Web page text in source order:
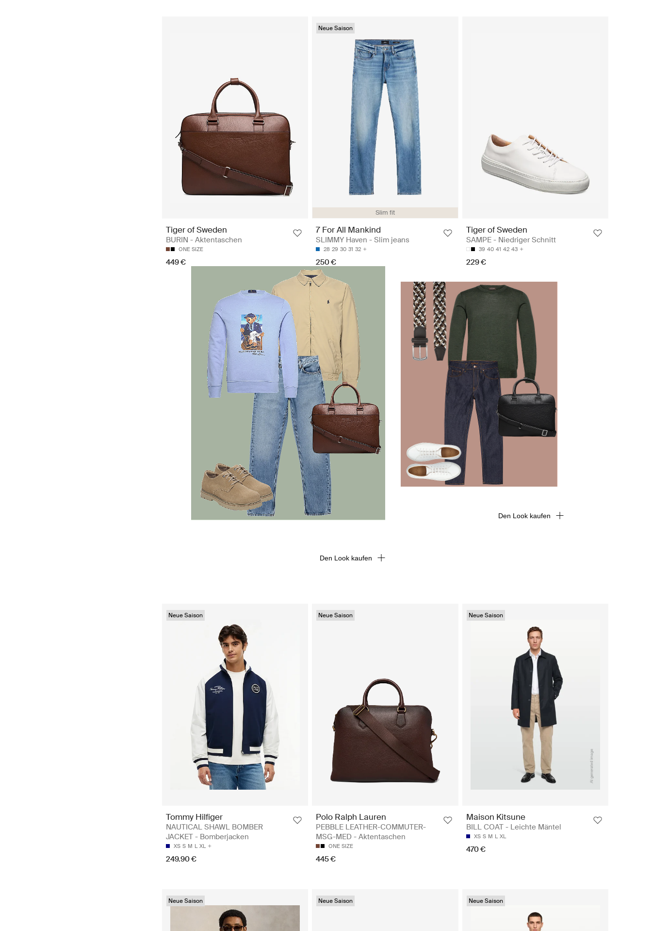
Tiger of Sweden
BURIN - Aktentaschen
ONE SIZE
449 €
Slim fit
Neue Saison
7 For All Mankind
SLIMMY Haven - Slim jeans
28 29 30 31 32
250 €
Tiger of Sweden
SAMPE - Niedriger Schnitt
39 40 41 42 43
229 €
Neue Saison
Tommy Hilfiger
NAUTICAL SHAWL BOMBER
JACKET - Bomberjacken
XS S M L XL
249.90 €
Neue Saison
Polo Ralph Lauren
PEBBLE LEATHER-COMMUTER-
MSG-MED - Aktentaschen
ONE SIZE
445 €
Neue Saison
Maison Kitsune
BILL COAT - Leichte Mäntel
XS S M L XL
470 €
Neue Saison Neue Saison Neue Saison
Den Look kaufen
Den Look kaufen